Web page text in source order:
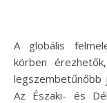
A globális felmelegedés következményei már széles
körben
legszembetűnőbb
Az Északi- és